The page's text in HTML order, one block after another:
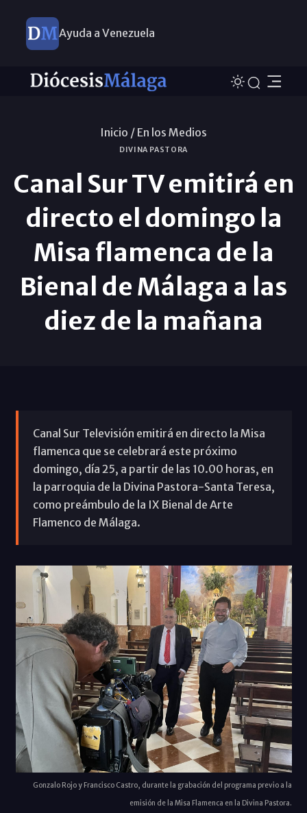
Ayuda a Venezuela
Inicio / En los Medios
DIVINA PASTORA
Canal Sur TV emitirá en
directo el domingo la
Misa flamenca de la
Bienal de Málaga a las
diez de la mañana
Canal Sur Televisión emitirá en directo la Misa
flamenca que se celebrará este próximo
domingo, día 25, a partir de las 10.00 horas, en
la parroquia de la Divina Pastora-Santa Teresa,
como preámbulo de la IX Bienal de Arte
Flamenco de Málaga.
Gonzalo Rojo y Francisco Castro, durante la grabación del programa previo a la
emisión de la Misa Flamenca en la Divina Pastora.